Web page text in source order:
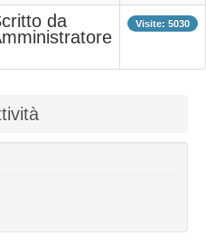
da
Visite: 5030